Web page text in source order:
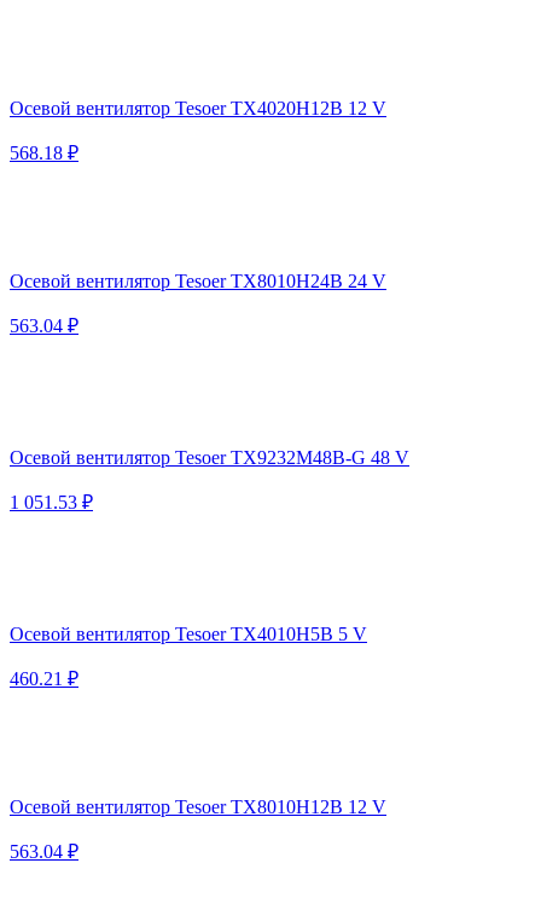
Осевой вентилятор Tesoer TX4020H12B 12 V
568.18 ₽
Осевой вентилятор Tesoer TX8010H24B 24 V
563.04 ₽
Осевой вентилятор Tesoer TX9232M48B-G 48 V
1 051.53 ₽
Осевой вентилятор Tesoer TX4010H5B 5 V
460.21 ₽
Осевой вентилятор Tesoer TX8010H12B 12 V
563.04 ₽